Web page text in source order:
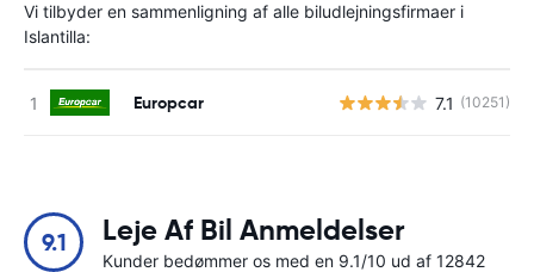
Vi tilbyder en sammenligning af alle biludlejningsfirmaer i
Islantilla:
Europcar 7.1 (10251)
9.1 Leje Af Bil Anmeldelser
Kunder bedømmer os med en 9.1/10 ud af 12842